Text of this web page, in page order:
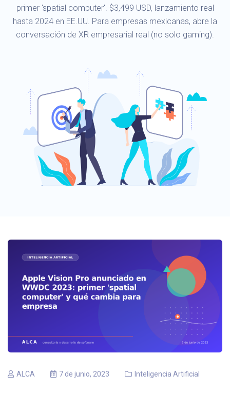
primer 'spatial computer'. $3,499 USD, lanzamiento real
hasta 2024 en EE.UU. Para empresas mexicanas, abre la
conversación de XR empresarial real (no solo gaming).
ALCA 7 de junio, 2023 Inteligencia Artificial